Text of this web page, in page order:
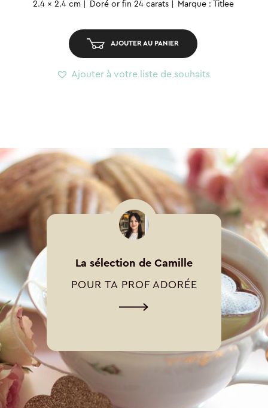
doré
2.4 x 2.4 cm Doré or fin 24 carats Marque : Titlee
AJOUTER AU PANIER
Ajouter à votre liste de souhaits
La sélection de Camille
POUR TA PROF ADORÉE